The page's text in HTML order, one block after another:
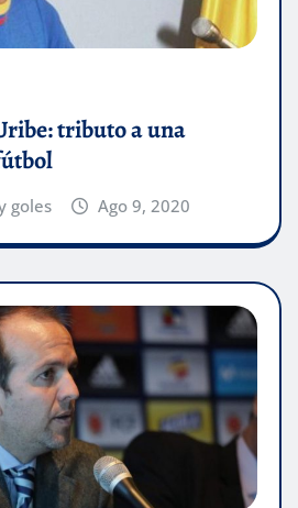
tributo a una
goles Ago 9, 2020